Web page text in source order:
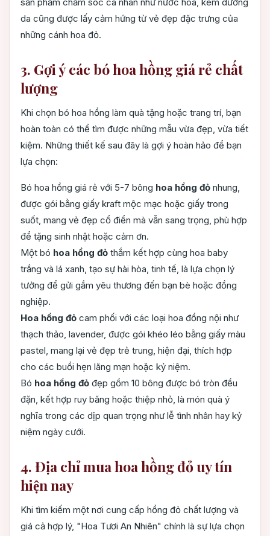
da cũng được lấy cảm hứng từ vẻ đẹp đặc trưng của
những cánh hoa đỏ.
3. Gợi ý các bó hoa hồng giá rẻ chất
lượng
Khi chọn bó hoa hồng làm quà tặng hoặc trang trí, bạn
hoàn toàn có thể tìm được những mẫu vừa đẹp, vừa tiết
kiệm. Những thiết kế sau đây là gợi ý hoàn hảo để bạn
lựa chọn:
Bó hoa hồng giá rẻ với 5-7 bông hoa hồng đỏ nhung,
được gói bằng giấy kraft mộc mạc hoặc giấy trong
suốt, mang vẻ đẹp cổ điển mà vẫn sang trọng, phù hợp
để tặng sinh nhật hoặc cảm ơn.
Một bó hoa hồng đỏ thắm kết hợp cùng hoa baby
trắng và lá xanh, tạo sự hài hòa, tinh tế, là lựa chọn lý
tưởng để gửi gắm yêu thương đến bạn bè hoặc đồng
nghiệp.
Hoa hồng đỏ cam phối với các loại hoa đồng nội như
thạch thảo, lavender, được gói khéo léo bằng giấy màu
pastel, mang lại vẻ đẹp trẻ trung, hiện đại, thích hợp
cho các buổi hẹn lãng mạn hoặc kỷ niệm.
Bó hoa hồng đỏ đẹp gồm 10 bông được bó tròn đều
đặn, kết hợp ruy băng hoặc thiệp nhỏ, là món quà ý
nghĩa trong các dịp quan trọng như lễ tình nhân hay kỷ
niệm ngày cưới.
4. Địa chỉ mua hoa hồng đỏ uy tín
hiện nay
Khi tìm kiếm một nơi cung cấp hồng đỏ chất lượng và
giá cả hợp lý, "Hoa Tươi An Nhiên" chính là sự lựa chọn